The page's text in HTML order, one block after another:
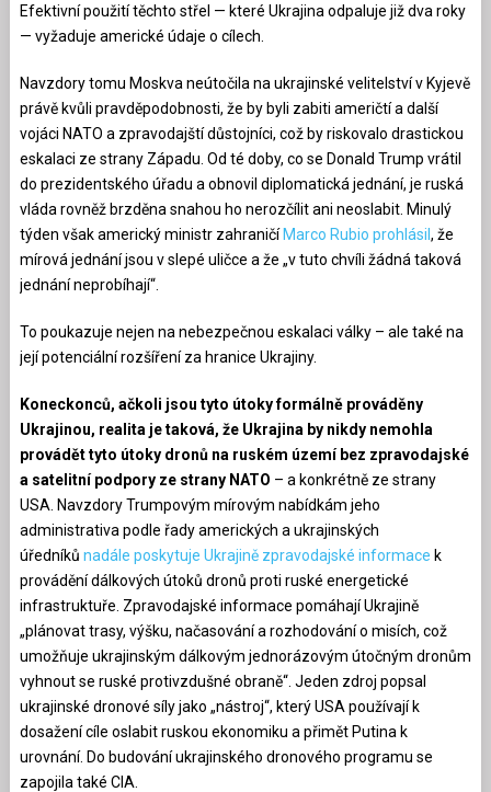
Efektivní použití těchto střel — které Ukrajina odpaluje již dva roky
— vyžaduje americké údaje o cílech.
Navzdory tomu Moskva neútočila na ukrajinské velitelství v Kyjevě
právě kvůli pravděpodobnosti, že by byli zabiti američtí a další
vojáci NATO a zpravodajští důstojníci, což by riskovalo drastickou
eskalaci ze strany Západu. Od té doby, co se Donald Trump vrátil
do prezidentského úřadu a obnovil diplomatická jednání, je ruská
vláda rovněž brzděna snahou ho nerozčílit ani neoslabit. Minulý
týden však americký ministr zahraničíMarco Rubio prohlásil, že
mírová jednání jsou v slepé uličce a že „v tuto chvíli žádná taková
jednání neprobíhají“.
To poukazuje nejen na nebezpečnou eskalaci války – ale také na
její potenciální rozšíření za hranice Ukrajiny.
Koneckonců, ačkoli jsou tyto útoky formálně prováděny
Ukrajinou, realita je taková, že Ukrajina by nikdy nemohla
provádět tyto útoky dronů na ruském území bez zpravodajské
a satelitní podpory ze strany NATO – a konkrétně ze strany
USA. Navzdory Trumpovým mírovým nabídkám jeho
administrativa podle řady amerických a ukrajinských
úředníků nadále poskytuje Ukrajině zpravodajské informace k
provádění dálkových útoků dronů proti ruské energetické
infrastruktuře. Zpravodajské informace pomáhají Ukrajině
„plánovat trasy, výšku, načasování a rozhodování o misích, což
umožňuje ukrajinským dálkovým jednorázovým útočným dronům
vyhnout se ruské protivzdušné obraně“. Jeden zdroj popsal
ukrajinské dronové síly jako „nástroj“, který USA používají k
dosažení cíle oslabit ruskou ekonomiku a přimět Putina k
urovnání. Do budování ukrajinského dronového programu se
zapojila také CIA.